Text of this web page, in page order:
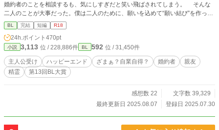
婚約者のことを相談するも、気にしすぎだと笑い飛ばされてしまう。 そんな
二人のことが大事だった。僕は二人のために、願いを込めて“願い結び”を作って
いたのに……。 ※エロは番外編にて。本編にはありません ※主人公は綺麗系受
け ※三万字くらい。さっくりお読みいただけます。たぶん
BL 完結 短編 R18
24h.ポイント 470pt
小説 3,113 位 / 228,886件 BL 592 位 / 31,450件
主人公受け ハッピーエンド ざまぁ？自業自得？ 婚約者
親友
精霊
第13回BL大賞
感想数 22
文字数 39,329
最終更新日 2025.08.07
登録日 2025.07.30